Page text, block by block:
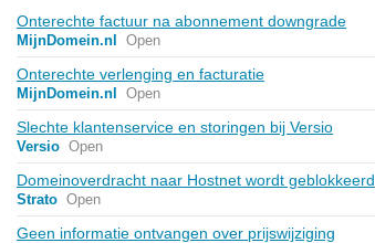
Onterechte factuur na abonnement downgrade
MijnDomein.nl Open
Onterechte verlenging en facturatie
MijnDomein.nl Open
Slechte klantenservice en storingen bij Versio
Versio Open
Domeinoverdracht naar Hostnet wordt geblokkeerd
Strato Open
Geen informatie ontvangen over prijswijziging